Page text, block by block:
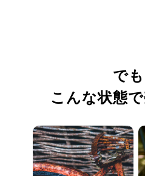
でも
こんな状態